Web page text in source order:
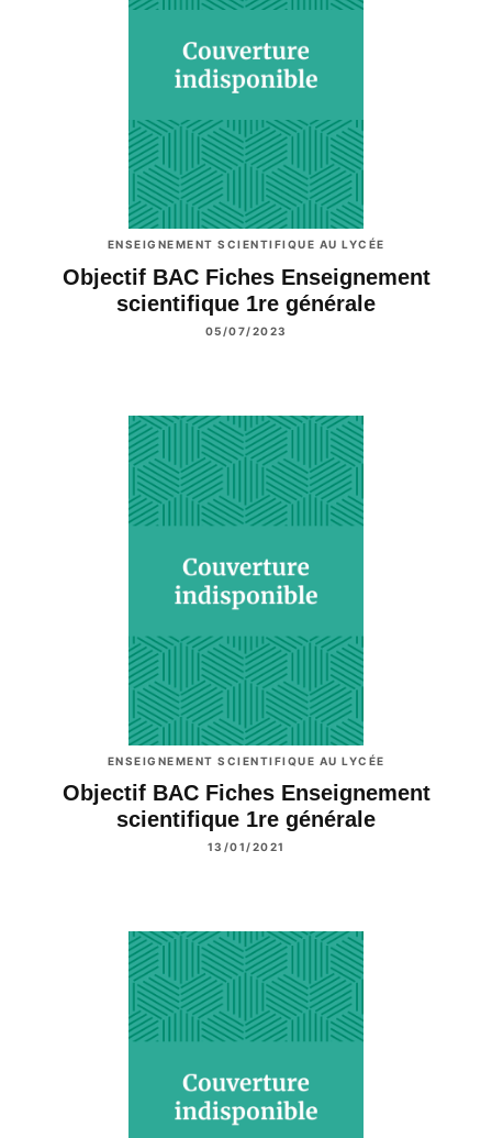
ENSEIGNEMENT SCIENTIFIQUE AU LYCÉE
Objectif BAC Fiches Enseignement
scientifique 1re générale
05/07/2023
ENSEIGNEMENT SCIENTIFIQUE AU LYCÉE
Objectif BAC Fiches Enseignement
scientifique 1re générale
13/01/2021